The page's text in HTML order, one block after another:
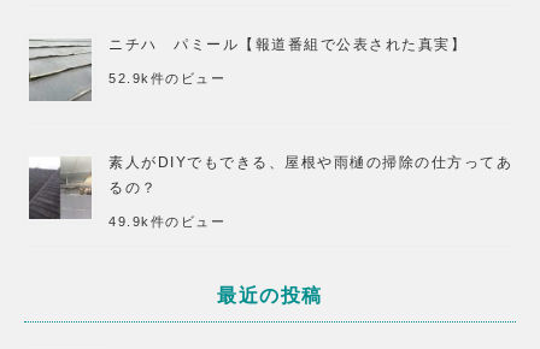
ニチハ パミール【報道番組で公表された真実】
52.9k件のビュー
素人がDIYでもできる、屋根や雨樋の掃除の仕方ってあ
るの？
49.9k件のビュー
最近の投稿